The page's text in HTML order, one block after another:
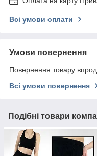
Всі умови оплати
Умови повернення
Повернення товару
Всі умови повернення
Подібні товари